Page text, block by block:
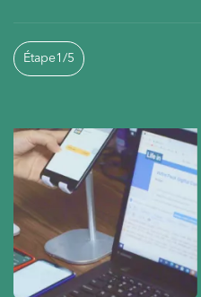
Étape1 /5